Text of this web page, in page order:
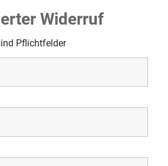
Widerruf
Pflichtfelder